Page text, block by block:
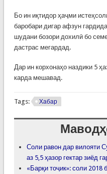
Бо ин иқтидор ҳаҷми
баробари дигар афзун
шудани бозори дохилӣ бо
дастрас мегардад.
Дар ин корхонаҳо наздики 5
карда мешавад.
Tags: Хабар
Соли равон дар вилояти
аз 5,5 ҳазор гектар зиёд
«Барқи тоҷик»: соли